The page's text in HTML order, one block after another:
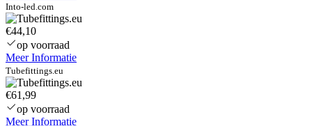
Into-led.com
€44,10
op voorraad
Meer Informatie
Tubefittings.eu
€61,99
op voorraad
Meer Informatie